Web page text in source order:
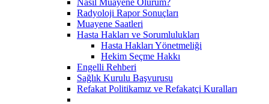
Radyoloji Rapor Sonuçları
Muayene Saatleri
Hasta Hakları ve Sorumlulukları
Hasta Hakları Yönetmeliği
Hekim Seçme Hakkı
Engelli Rehberi
Sağlık Kurulu Başvurusu
Refakat Politikamız ve Refakatçi Kuralları